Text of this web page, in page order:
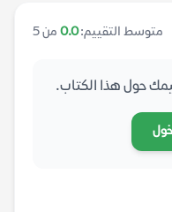
متوسط التقييم:0.0 من 5
حول هذا الكتاب.